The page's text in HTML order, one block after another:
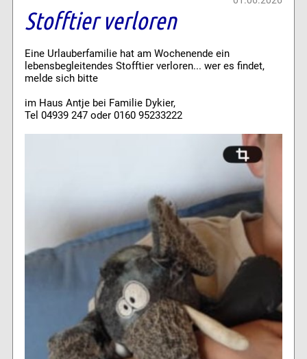
Stofftier verloren
Eine Urlauberfamilie hat am Wochenende ein
lebensbegleitendes Stofftier verloren... wer es findet,
melde sich bitte
im Haus Antje bei Familie Dykier,
Tel 04939 247 oder 0160 95233222